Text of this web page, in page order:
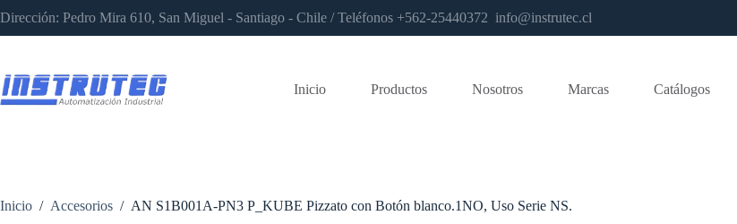
al
contenido
Dirección: Pedro Mira 610, San Miguel - Santiago - Chile / Teléfonos +562-25440372 info@instrutec.cl
Inicio Productos Nosotros Marcas Catálogos
Inicio / Accesorios / AN S1B001A-PN3 P_KUBE Pizzato con Botón blanco.1NO, Uso Serie NS.